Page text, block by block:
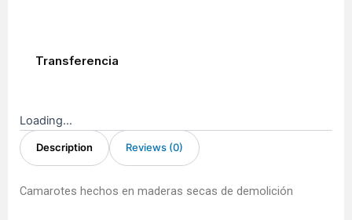
Transferencia
Loading...
Description Reviews (0)
Camarotes hechos en maderas secas de demolición